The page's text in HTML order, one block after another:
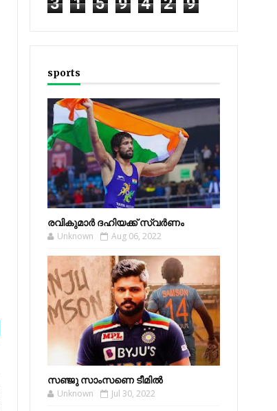
sports
രവികുമാര്‍ ദഹിയക്ക് സ്വര്‍ണം
Unknown Aug 06, 2022
സഞ്ജു സാംസണെ ടീമില്‍
Unknown Jul 30, 2022